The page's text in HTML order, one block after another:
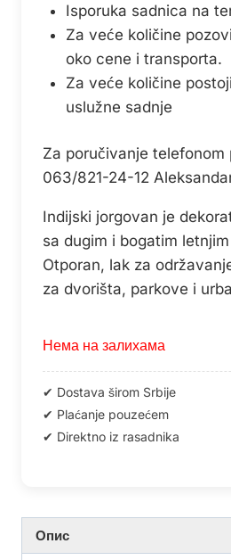
Isporuka sadnica na
Za veće količine
oko cene i transporta.
Za veće količine
uslužne sadnje
Za poručivanje telefonom
063/821-24-12
Indijski jorgovan je
sa dugim i bogatim
Otporan, lak za
za dvorišta, parkove i
Нема на залихама
Опис